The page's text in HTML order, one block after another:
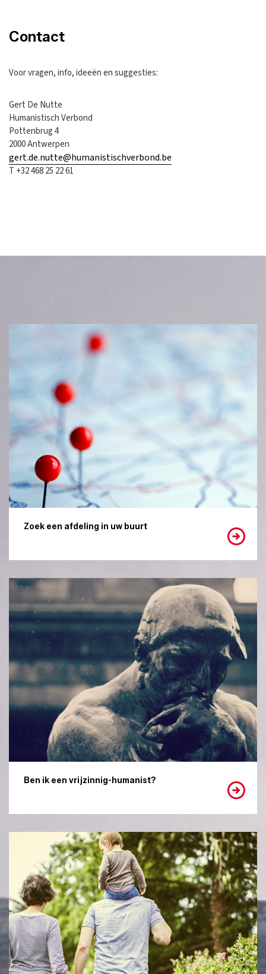
Contact
Voor vragen, info, ideeën en suggesties:
Gert De Nutte
Humanistisch Verbond
Pottenbrug 4
2000 Antwerpen
gert.de.nutte@humanistischverbond.be
T +32 468 25 22 61
Zoek een afdeling in uw buurt
Ben ik een vrijzinnig-humanist?